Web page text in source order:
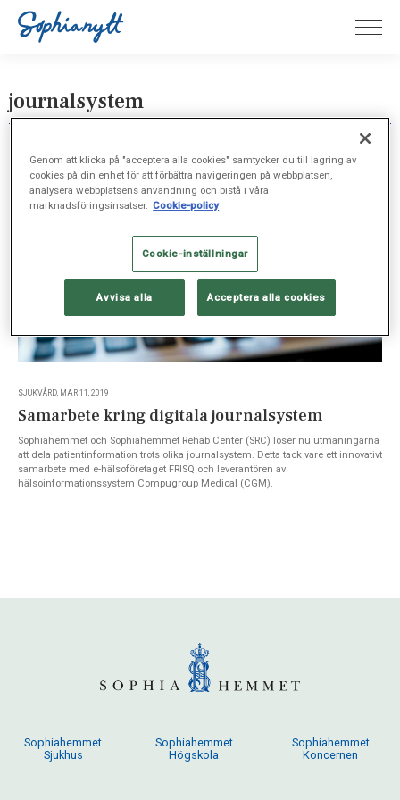
journalsystem
SJUKVÅRD, MAR 11, 2019
Samarbete kring digitala journalsystem
Sophiahemmet och Sophiahemmet Rehab Center (SRC) löser nu utmaningarna
att dela patientinformation trots olika journalsystem. Detta tack vare ett innovativt
samarbete med e-hälsoföretaget FRISQ och leverantören av
hälsoinformationssystem Compugroup Medical (CGM).
Sophiahemmet
Sjukhus
Sophiahemmet
Högskola
Sophiahemmet
Koncernen
Genom att klicka på "acceptera alla cookies" samtycker du till lagring av
cookies på din enhet för att förbättra navigeringen på webbplatsen,
analysera webbplatsens användning och bistå i våra
marknadsföringsinsatser. Cookie-policy
Cookie-inställningar
Avvisa alla Acceptera alla cookies